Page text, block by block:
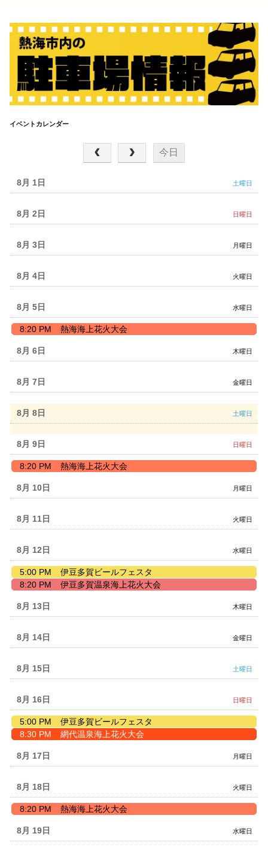
イベントカレンダー
今日
土曜日
8月 1
日曜日
8月 2
月曜日
8月 3
火曜日
8月 4
水曜日
8月 5
水
日,
8
5th
2026
8:20 PM 熱海海上花火大会
木曜日
8月 6
金曜日
8月 7
土曜日
8月 8
日曜日
8月 9
日
日,
8
9th
2026
8:20 PM 熱海海上花火大会
月曜日
8月 10
火曜日
8月 11
水曜日
8月 12
水
曜
日,
月
2026
5:00 PM
伊豆多賀ビールフェスタ
水
日,
8
12th
2026
8:20 PM 伊豆多賀温泉海上花火大会
木曜日
8月 13
金曜日
8月 14
土曜日
8月 15
日曜日
8月 16
日
曜
日,
月
2026
5:00 PM
伊豆多賀ビールフェスタ
日
日,
8
16th
2026
8:30 PM 網代温泉海上花火大会
月曜日
8月 17
火曜日
8月 18
火
日,
8
8:20 PM 熱海海上花火大会
水曜日
8月 19